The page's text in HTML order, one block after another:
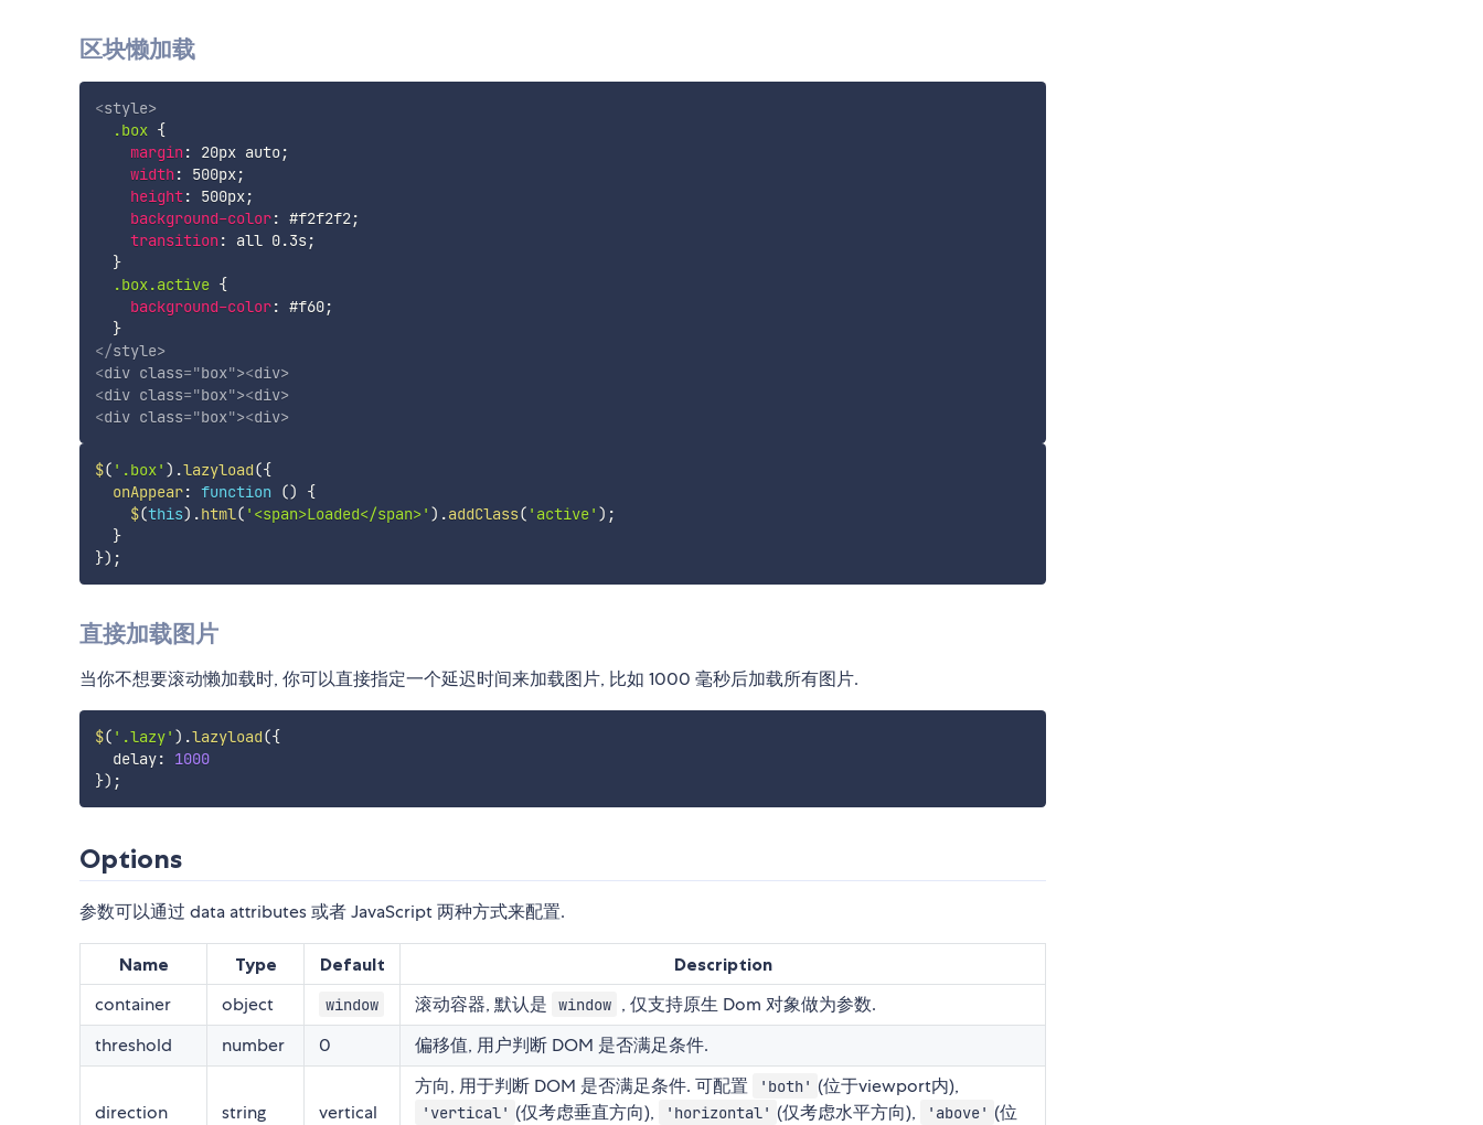
区块懒加载
<style>
.box {
margin: 20px auto;
width: 500px;
height: 500px;
background-color: #f2f2f2;
transition: all 0.3s;
}
.box.active {
background-color: #f60;
}
</style>
<div class="box"><div>
<div class="box"><div>
<div class="box"><div>
$( '.box' ) .lazyload({
onAppear: function ()
{
$(this) .html ( '<span>Loaded</span>' ) .addClass( 'active' ) ;
}
}) ;
直接加载图片
当你不想要滚动懒加载时, 你可以直接指定一个延迟时间来加载图片, 比如 1000 毫秒后加载所有图片.
$( '.lazy' ) .lazyload({
  delay
:
1000
}) ;
Options
参数可以通过 data attributes 或者 JavaScript 两种方式来配置.
Name Type Default Description
container object window 滚动容器, 默认是 window , 仅支持原生 Dom 对象做为参数.
threshold
number 0 偏移值, 用户判断 DOM 是否满足条件.
direction string vertical
方向, 用于判断 DOM 是否满足条件. 可配置 'both' (位于viewport内),
'vertical' (仅考虑垂直方向), 'horizontal' (仅考虑水平方向), 'above' (位